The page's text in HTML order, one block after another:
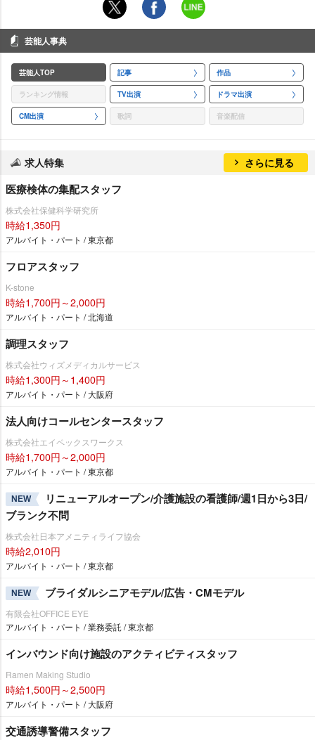
芸能人事典
芸能人TOP 記事 作品
ランキング情報 TV出演 ドラマ出演
CM出演 歌詞 音楽配信
求人特集 さらに見る
医療検体の集配スタッフ
株式会社保健科学研究所
時給1,350円
アルバイト・パート / 東京都
フロアスタッフ
K-stone
時給1,700円～2,000円
アルバイト・パート / 北海道
調理スタッフ
株式会社ウィズメディカルサービス
時給1,300円～1,400円
アルバイト・パート / 大阪府
法人向けコールセンタースタッフ
株式会社エイペックスワークス
時給1,700円～2,000円
アルバイト・パート / 東京都
NEW
リニューアルオープン/介護施設の看護師/週1日から3日/
ブランク不問
株式会社日本アメニティライフ協会
時給2,010円
アルバイト・パート / 東京都
NEW ブライダルシニアモデル/広告・CMモデル
有限会社OFFICE EYE
アルバイト・パート / 業務委託 / 東京都
インバウンド向け施設のアクティビティスタッフ
Ramen Making Studio
時給1,500円～2,500円
アルバイト・パート / 大阪府
交通誘導警備スタッフ